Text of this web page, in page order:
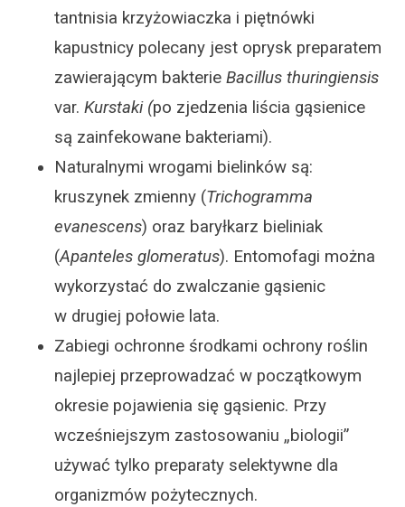
tantnisia krzyżowiaczka i piętnówki
kapustnicy polecany jest oprysk preparatem
zawierającym bakterie Bacillus thuringiensis
var. Kurstaki (po zjedzenia liścia gąsienice
są zainfekowane bakteriami).
Naturalnymi wrogami bielinków są:
kruszynek zmienny (Trichogramma
evanescens) oraz baryłkarz bieliniak
(Apanteles glomeratus). Entomofagi można
wykorzystać do zwalczanie gąsienic
w drugiej połowie lata.
Zabiegi ochronne środkami ochrony roślin
najlepiej przeprowadzać w początkowym
okresie pojawienia się gąsienic. Przy
wcześniejszym zastosowaniu „biologii”
używać tylko preparaty selektywne dla
organizmów pożytecznych.